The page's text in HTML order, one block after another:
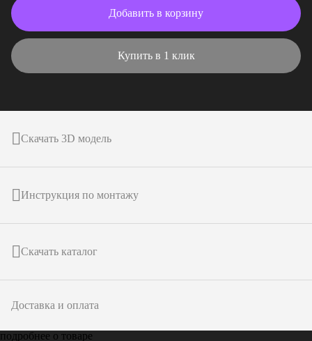
Добавить в корзину
Купить в 1 клик
Скачать 3D модель
Инструкция по монтажу
Скачать каталог
Доставка и оплата
подробнее о товаре